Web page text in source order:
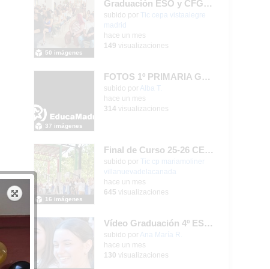
Graduación ESO y CFGB 2026
subido por Tic cepa vistaalegre
madrid
50 imágenes
hace un mes
149 visualizaciones
FOTOS 1º PRIMARIA GONZALO DE BERCEO
subido por Alba T.
37 imágenes
hace un mes
314 visualizaciones
Final de Curso 25-26 CEIPSO MARÍA MOLINER
subido por Tic cp mariamoliner
villanuevadelacanada
16 imágenes
hace un mes
645 visualizaciones
Vídeo Graduación 4º ESO 2025-2026 (2)
subido por Ana María R.
hace un mes
130 visualizaciones